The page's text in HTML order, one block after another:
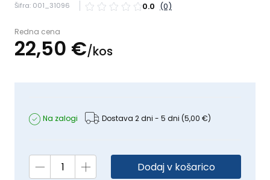
Šifra: 001_31096 0.0 (0)
Redna cena
22,50 €/kos
Na zalogi Dostava 2 dni - 5 dni (5,00 €)
Dodaj v košarico